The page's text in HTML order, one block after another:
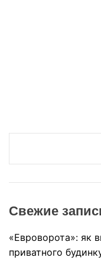
r
h
Свежие
«Евроворота»: як
приватного